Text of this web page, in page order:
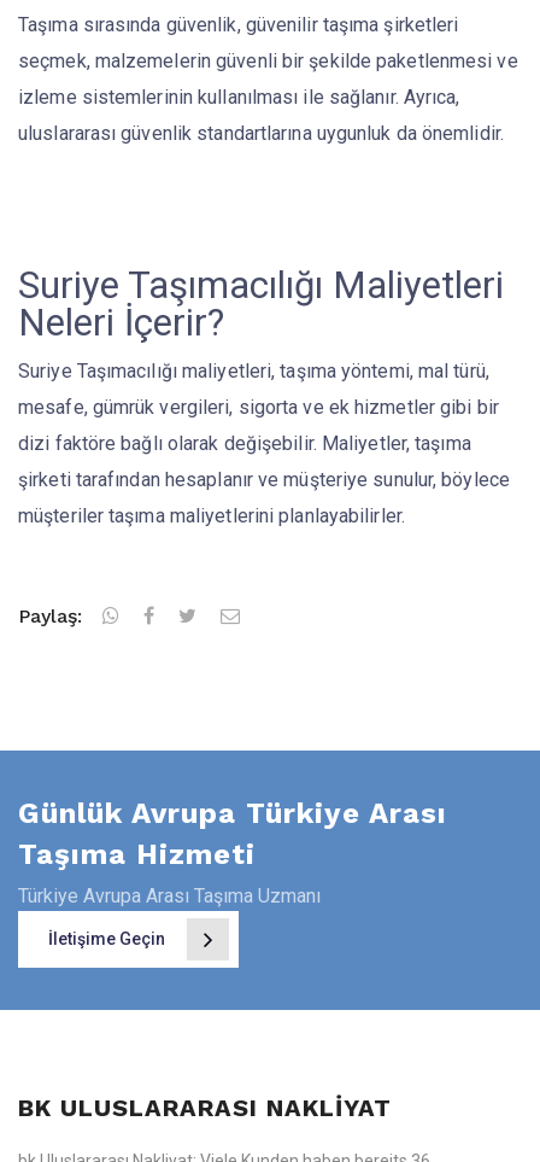
Taşıma sırasında güvenlik, güvenilir taşıma şirketleri
seçmek, malzemelerin güvenli bir şekilde paketlenmesi ve
izleme sistemlerinin kullanılması ile sağlanır. Ayrıca,
uluslararası güvenlik standartlarına uygunluk da önemlidir.
Suriye Taşımacılığı Maliyetleri
Neleri İçerir?
Suriye Taşımacılığı maliyetleri, taşıma yöntemi, mal türü,
mesafe, gümrük vergileri, sigorta ve ek hizmetler gibi bir
dizi faktöre bağlı olarak değişebilir. Maliyetler, taşıma
şirketi tarafından hesaplanır ve müşteriye sunulur, böylece
müşteriler taşıma maliyetlerini planlayabilirler.
Paylaş:
Günlük Avrupa Türkiye Arası
Taşıma Hizmeti
Türkiye Avrupa Arası Taşıma Uzmanı
İletişime Geçin
BK ULUSLARARASI NAKLIYAT